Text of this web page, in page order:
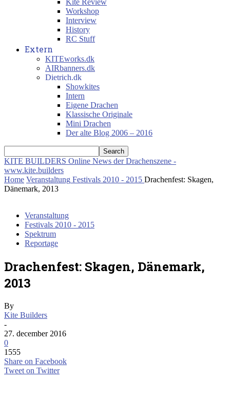
Kite Review
Workshop
Interview
History
RC Stuff
Extern
KITEworks.dk
AIRbanners.dk
Dietrich.dk
Showkites
Intern
Eigene Drachen
Klassische Originale
Mini Drachen
Der alte Blog 2006 – 2016
KITE BUILDERS Online News der Drachenszene -
www.kite.builders
Home Veranstaltung Festivals 2010 - 2015 Drachenfest: Skagen,
Dänemark, 2013
Veranstaltung
Festivals 2010 - 2015
Spektrum
Reportage
Drachenfest: Skagen, Dänemark,
2013
By
Kite Builders
-
27. december 2016
0
1555
Share on Facebook
Tweet on Twitter